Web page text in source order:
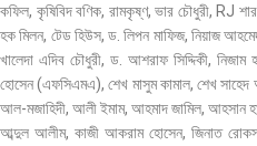
কফিল, কৃষিবিদ বণিক, রামকৃষ্ণ, ভার চৌধুরী, RJ
হক মিলন, টেড হিউস, ড. লিপন মাফিজ, নিয়াজ
খালেদা এদিব চৌধুরী, ড. আশরাফ সিদ্দিকী,
হোসেন (এফসিএমএ), শেখ মাসুম কামাল, শেখ
আল-মজাহিদী, আলী ইমাম, আহমাদ জামিল, আহসান
আব্দুল আলীম, কাজী আকরাম হোসেন, জিনাত